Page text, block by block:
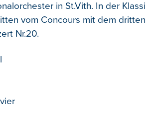
in St.Vith. In der
vom Concours mit dem
Nr.20.